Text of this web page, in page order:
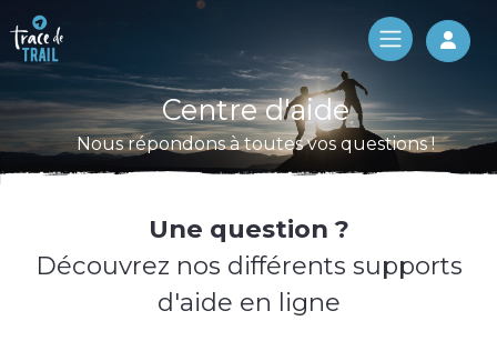
Log
Centre d'aide
Nous répondons à toutes vos questions !
Une question ?
Découvrez nos différents supports
d'aide en ligne